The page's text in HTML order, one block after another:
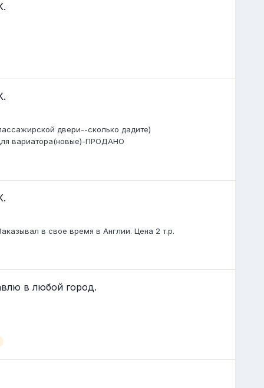
двери--сколько дадите)
вариатора(новые)-ПРОДАНО
в свое время в Англии. Цена 2 т.р.
в любой город.